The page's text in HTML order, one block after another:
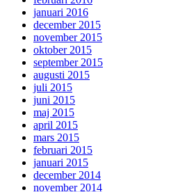
januari 2016
december 2015
november 2015
oktober 2015
september 2015
augusti 2015
juli 2015
juni 2015
maj 2015
april 2015
mars 2015
februari 2015
januari 2015
december 2014
november 2014